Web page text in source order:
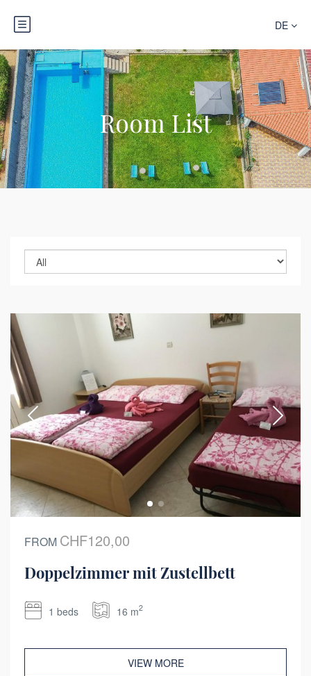
DE
Room List
FROM CHF120,00
Doppelzimmer mit Zustellbett
1 beds 16 m2
VIEW MORE